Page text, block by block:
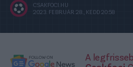
CSAKFOCI.HU
2023. FEBRUÁR 28., KEDD 20:58
A